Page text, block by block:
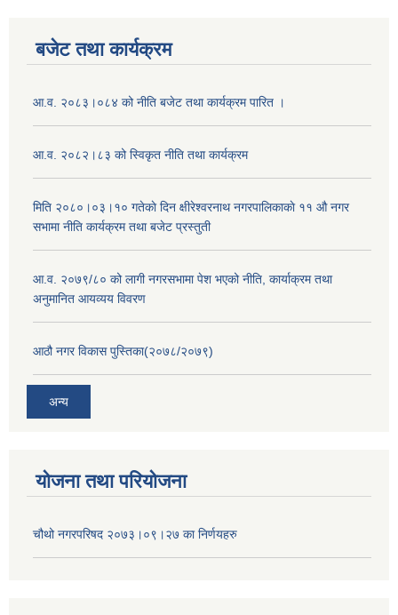
बजेट तथा कार्यक्रम
आ.व. २०८३।०८४ को नीति बजेट तथा कार्यक्रम पारित ।
आ.व. २०८२।८३ को स्विकृत नीति तथा कार्यक्रम
मिति २०८०।०३।१० गतेकाे दिन क्षीरेश्वरनाथ नगरपालिकाकाे ११ ‍औ नगर
सभामा नीति कार्यक्रम तथा बजेट प्रस्तुती
आ.व. २०७९/८० को लागी नगरसभामा पेश भएको नीति, कार्याक्रम तथा
अनुमानित आयव्यय विवरण
आठौ नगर विकास पुस्तिका(२०७८/२०७९)
अन्य
योजना तथा परियोजना
चौथो नगरपरिषद २०७३।०९।२७ का निर्णयहरु